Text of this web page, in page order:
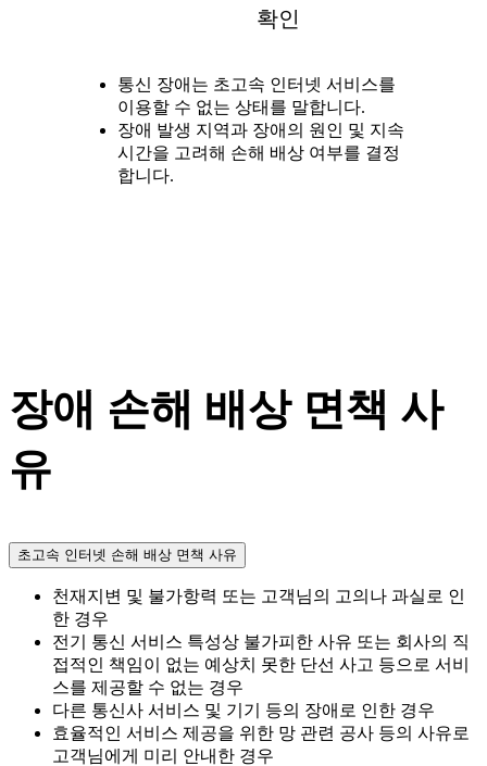
확인
통신 장애는 초고속 인터넷 서비스를
이용할 수 없는 상태를 말합니다.
장애 발생 지역과 장애의 원인 및 지속
시간을 고려해 손해 배상 여부를 결정
합니다.
장애 손해 배상 면책 사
유
초고속 인터넷 손해 배상 면책 사유
천재지변 및 불가항력 또는 고객님의 고의나 과실로 인
한 경우
전기 통신 서비스 특성상 불가피한 사유 또는 회사의 직
접적인 책임이 없는 예상치 못한 단선 사고 등으로 서비
스를 제공할 수 없는 경우
다른 통신사 서비스 및 기기 등의 장애로 인한 경우
효율적인 서비스 제공을 위한 망 관련 공사 등의 사유로
고객님에게 미리 안내한 경우